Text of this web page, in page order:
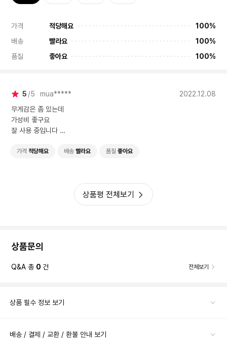
가격 적당해요
100%
배송
빨라요
100%
품질
좋아요 100%
5 5 mua*****
2022.12.08
무게감은 좀 있는데
가성비 좋구요
잘 사용 중입니다
AS 에 대한 평이 안 좋아 처음 살때 망설여지긴 했습니다
가격 적당해요 배송 빨라요 품질 좋아요
상품평 전체보기
상품문의
Q&A 총 0 건 전체보기
상품 필수 정보 보기
배송 / 결제 / 교환 / 환불 안내 보기